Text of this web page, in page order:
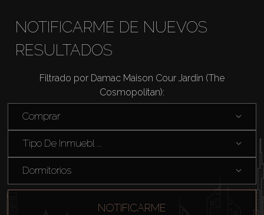
Alquilar
Sobre Plano
Agentes
About Us
NOTIFICARME DE NUEVOS
RESULTADOS
Filtrado por Damac Maison Cour Jardin (The
Cosmopolitan):
Comprar
Tipo De Inmuebl ...
Dormitorios
NOTIFICARME